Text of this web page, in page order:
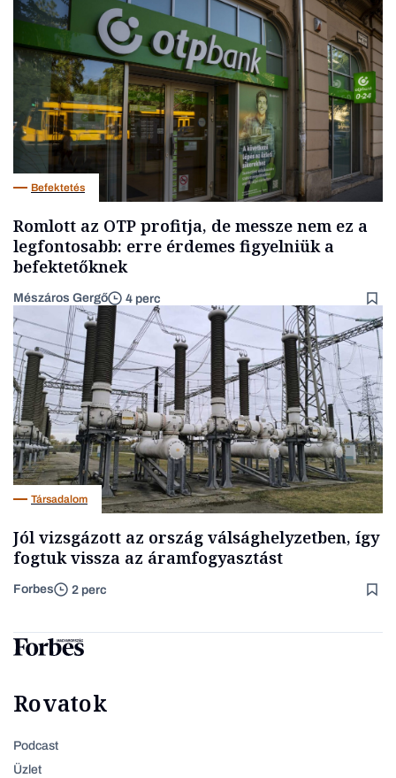
Befektetés
Romlott az OTP profitja, de messze nem ez a
legfontosabb: erre érdemes figyelniük a
befektetőknek
Mészáros Gergő 4 perc
Társadalom
Jól vizsgázott az ország válsághelyzetben, így
fogtuk vissza az áramfogyasztást
Forbes 2 perc
Rovatok
Podcast
Üzlet